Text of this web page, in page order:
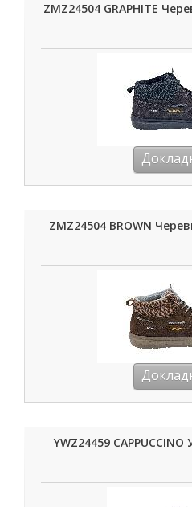
ZMZ24504 GRAPHITE
ZMZ24504 BROWN
YWZ24459 CAPPUCCINO